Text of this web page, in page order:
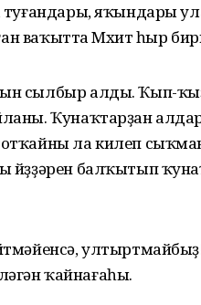
яҡындары
ваҡытта Мөхит һыр
сылбыр алды. Ҡып-
Ҡунаҡтарҙан
ла килеп
йөҙҙәрен балҡытып
ҡайнағаһы.